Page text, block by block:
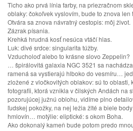
Ticho ako prvá línia farby, na priezračnom
oblaky: čokoľvek vyslovím, bude to znova len
Otvára sa znova návratný cestopis: môj život.
Zázrak písania.
Krehká hrudná kosť nesúca vtáčí hlas.
Luk: divé srdce: singularita túžby.
Vzducholoď alebo to krásne slovo Zeppelin?
… špirálovitá galaxia NGC 3521 sa
ramená sa vystierajú hlboko do vesmíru…
zložené z vločkovitých oblakov: sú to oblasti,
fotografii, ktorá vznikla v čilských Andách na
pozorujúcej južnú oblohu, vidíme plno
ľudskej pokožky, na nej ležia žlté a biele
hmlovín… motýlie: eliptické: s okom Boha.
Ako dokonalý kameň bude potom predo